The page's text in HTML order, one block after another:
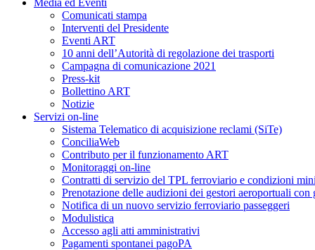
Media ed Eventi
Comunicati stampa
Interventi del Presidente
Eventi ART
10 anni dell’Autorità di regolazione dei trasporti
Campagna di comunicazione 2021
Press-kit
Bollettino ART
Notizie
Servizi on-line
Sistema Telematico di acquisizione reclami (SiTe)
ConciliaWeb
Contributo per il funzionamento ART
Monitoraggi on-line
Contratti di servizio del TPL ferroviario e condizioni
Prenotazione delle audizioni dei gestori aeroportuali con
Notifica di un nuovo servizio ferroviario passeggeri
Modulistica
Accesso agli atti amministrativi
Pagamenti spontanei pagoPA